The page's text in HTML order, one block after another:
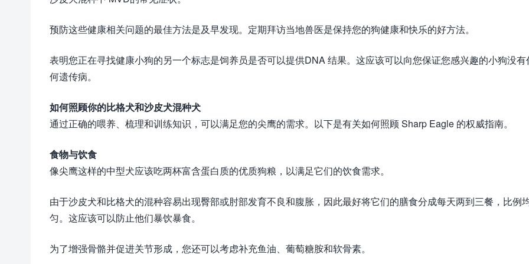
预防这些健康相关问题的最佳方法是及早发现。定期拜访当地兽医是保持您的狗健康和快乐的好方法。
表明您正在寻找健康小狗的另一个标志是饲养员是否可以提供DNA 结果。这应该可以向您保证您感兴趣的小狗没有
何遗传病。
如何照顾你的比格犬和沙皮犬混种犬
通过正确的喂养、梳理和训练知识，可以满足您的尖鹰的需求。以下是有关如何照顾 Sharp Eagle 的权威指南。
食物与饮食
像尖鹰这样的中型犬应该吃两杯富含蛋白质的优质狗粮，以满足它们的饮食需求。
由于沙皮犬和比格犬的混种容易出现臀部或肘部发育不良和腹胀，因此最好将它们的膳食分成每天两到三餐，比例
匀。这应该可以防止他们暴饮暴食。
为了增强骨骼并促进关节形成，您还可以考虑补充鱼油、葡萄糖胺和软骨素。